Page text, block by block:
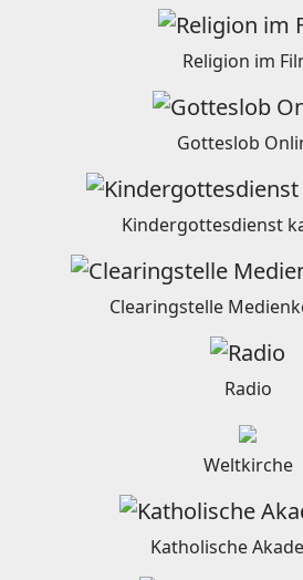
Religion im
Gotteslob
Kindergottesdienst
Clearingstelle
Radio
Weltkirche
Katholische